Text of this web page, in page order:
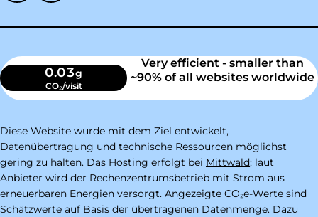
0.03g
CO₂/visit
Very efficient - smaller than
~90% of all websites worldwide
Diese Website wurde mit dem Ziel entwickelt,
Datenübertragung und technische Ressourcen möglichst
gering zu halten. Das Hosting erfolgt bei Mittwald; laut
Anbieter wird der Rechenzentrumsbetrieb mit Strom aus
erneuerbaren Energien versorgt. Angezeigte CO₂e-Werte sind
Schätzwerte auf Basis der übertragenen Datenmenge. Dazu